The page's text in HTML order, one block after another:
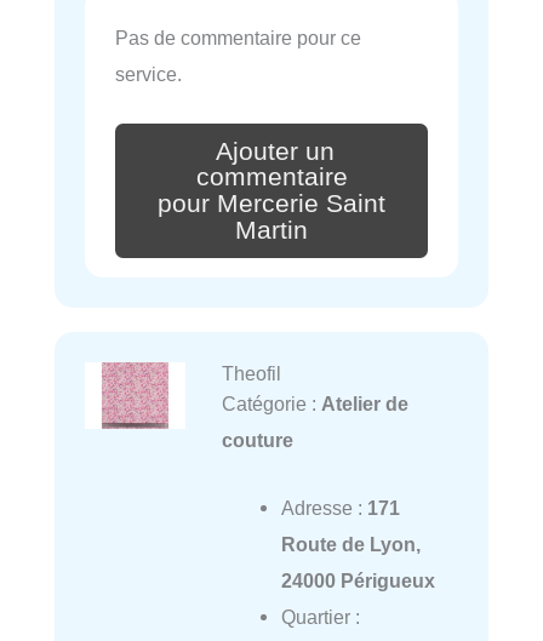
Pas de commentaire pour ce
service.
Ajouter un
commentaire
pour Mercerie Saint
Martin
Theofil
Catégorie : Atelier de
couture
Adresse : 171
Route de Lyon,
24000 Périgueux
Quartier :